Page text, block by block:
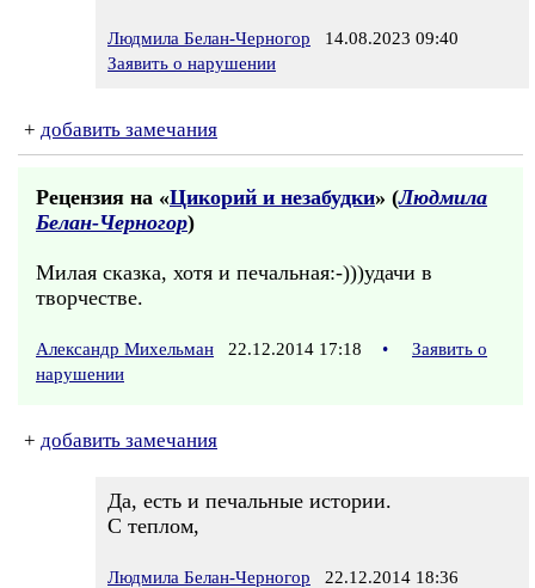
Людмила Белан-Черногор 14.08.2023 09:40
Заявить о нарушении
+ добавить замечания
Рецензия на «Цикорий и незабудки» (Людмила
Белан-Черногор)
Милая сказка, хотя и печальная:-)))удачи в
творчестве.
Александр Михельман 22.12.2014 17:18 •
Заявить о
нарушении
+ добавить замечания
Да, есть и печальные истории.
С теплом,
Людмила Белан-Черногор 22.12.2014 18:36